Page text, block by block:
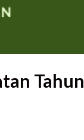
Tahun